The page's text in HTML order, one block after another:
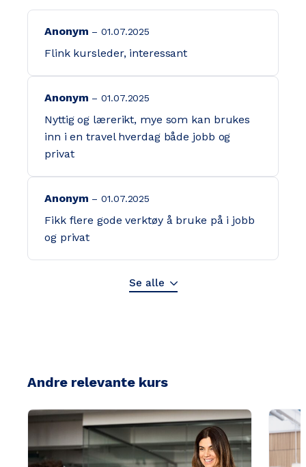
Anonym 01.07.2025
Flink kursleder, interessant
Anonym 01.07.2025
Nyttig og lærerikt, mye som kan brukes
inn i en travel hverdag både jobb og
privat
Anonym 01.07.2025
Fikk flere gode verktøy å bruke på i jobb
og privat
Se alle
Andre relevante kurs